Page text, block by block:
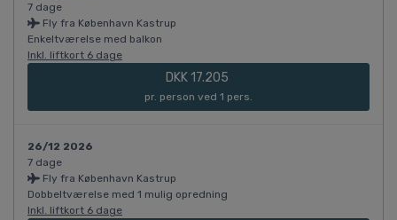
7 dage
Fly fra København Kastrup
Enkeltværelse med balkon
Inkl. liftkort 6 dage
DKK 17.205
pr. person ved 1 pers.
26/12 2026
7 dage
Fly fra København Kastrup
Dobbeltværelse med 1 mulig opredning
Inkl. liftkort 6 dage